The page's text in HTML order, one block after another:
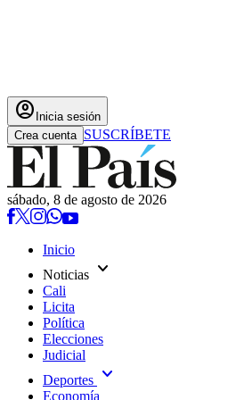
account_circle Inicia sesión
Crea cuenta SUSCRÍBETE
sábado, 8 de agosto de 2026
Inicio
Noticias expand_more
Cali
Licita
Política
Elecciones
Judicial
Deportes expand_more
Economía